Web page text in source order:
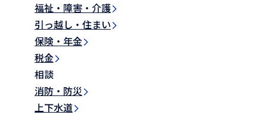
福祉・障害・介護
引っ越し・住まい
保険・年金
税金
相談
消防・防災
上下水道